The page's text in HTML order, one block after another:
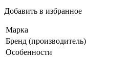
Добавить в избранное
Марка
Бренд (производитель)
Особенности